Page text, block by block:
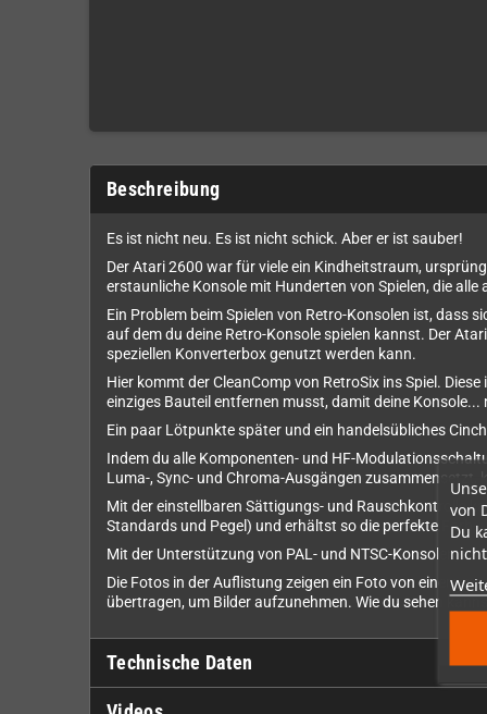
von
Du
Beschreibung
Es ist nicht neu. Es ist nicht schick. Aber er ist sauber!
Der Atari 2600 war für viele ein Kindheitstraum,
erstaunliche Konsole mit Hunderten von Spielen, die
Ein Problem beim Spielen von Retro-Konsolen ist, dass
auf dem du deine Retro-Konsole spielen kannst. Der
speziellen Konverterbox genutzt werden kann.
Hier kommt der CleanComp von RetroSix ins Spiel.
einziges Bauteil entfernen musst, damit deine Konsole...
Ein paar Lötpunkte später und ein handelsübliches
Indem du alle Komponenten- und HF-
Luma-, Sync- und Chroma-Ausgängen
Mit der einstellbaren Sättigungs- und Rauschkontrolle
Standards und Pegel) und erhältst so die perfekte
Mit der Unterstützung von PAL- und NTSC-Konsolen,
Die Fotos in der Auflistung zeigen ein Foto von einem
übertragen, um Bilder aufzunehmen. Wie du sehen
Technische Daten